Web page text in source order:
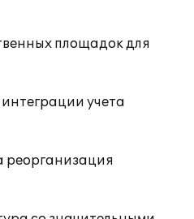
площадок для
учета
реорганизация